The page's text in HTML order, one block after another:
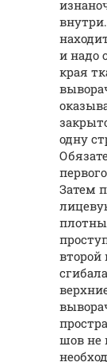
и надо
края
одну
Затем
второй
шов не